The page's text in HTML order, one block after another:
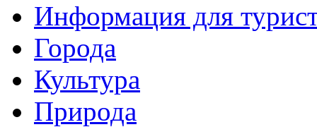
Информация для
Города
Культура
Природа